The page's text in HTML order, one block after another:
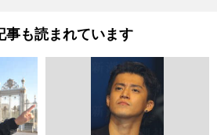
事も読まれています